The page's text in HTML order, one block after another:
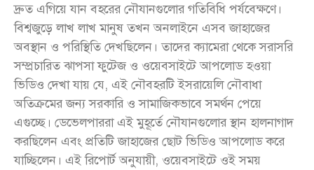
দ্রুত এগিয়ে যান বহরের নৌযানগুলোর গতিবিধি পর্যবেক্ষণে।
বিশ্বজুড়ে লাখ লাখ মানুষ তখন অনলাইনে এসব জাহাজের
অবস্থান ও পরিস্থিতি দেখছিলেন। তাদের ক্যামেরা থেকে সরাসরি
সম্প্রচারিত ঝাপসা ফুটেজ ও ওয়েবসাইটে আপলোড হওয়া
ভিডিও দেখা যায় যে, এই নৌবহরটি ইসরায়েলি নৌবাধা
অতিক্রমের জন্য সরকারি ও সামাজিকভাবে সমর্থন পেয়ে
এগুচ্ছে। ডেভেলপাররা এই মুহূর্তে নৌযানগুলোর স্থান হালনাগাদ
করছিলেন এবং প্রতিটি জাহাজের ছোট ভিডিও আপলোড করে
যাচ্ছিলেন। এই রিপোর্ট অনুযায়ী, ওয়েবসাইটে ওই সময়